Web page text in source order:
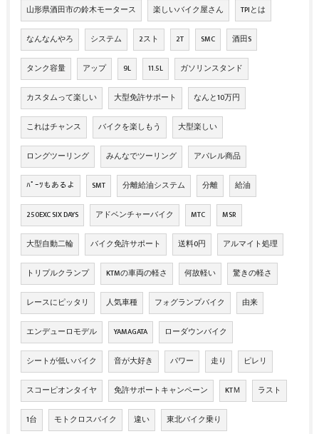
山形県酒田市の鈴木モータース 楽しいバイク屋さん TPIとは
なんなんやろ システム 2スト 2T SMC 酒田S
タンク容量 アップ 9L 11.5L ガソリンスタンド
カスタムって楽しい 大型免許サポート なんと10万円
これはチャンス バイクを楽しもう 大型楽しい
ロングツーリング みんなでツーリング アパレル商品
ﾊﾟｰﾂもあるよ SMT 分離給油システム 分離 給油
250EXC SIX DAYS アドベンチャーバイク MTC MSR
大型自動二輪 バイク免許サポート 送料0円 アルマイト処理
トリプルクランプ KTMの車両の軽さ 何故軽い 驚きの軽さ
レースにピッタリ 人気車種 フォグランプバイク 由来
エンデューロモデル YAMAGATA ローダウンバイク
シートが低いバイク 音が大好き パワー 走り ピレリ
スコーピオンタイヤ 免許サポートキャンペーン KTＭ ラスト
1台 モトクロスバイク 違い 東北バイク乗り